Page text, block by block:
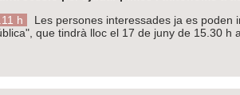
h
Les persones interessades ja es poden
que tindrà lloc el 17 de juny de 15.30 h